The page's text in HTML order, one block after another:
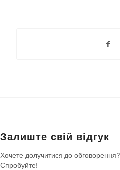
Залиште свій відгук
Хочете долучитися до обговорення?
Спробуйте!